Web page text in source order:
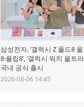
삼성전자, ‘갤럭시 Z 폴드8
8·플립8’, ‘갤럭시 워치 울트
국내 공식 출시
2026-08-06 14:45